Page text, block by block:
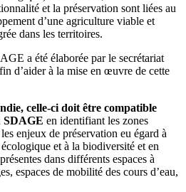
et la préservation sont liées au
d’une agriculture viable et
dans les territoires.
a été élaborée par le secrétariat
d’aider à la mise en œuvre de cette
celle-ci doit être compatible
SDAGE en identifiant les zones
enjeux de préservation eu égard à
et à la biodiversité et en
dans différents espaces à
espaces de mobilité des cours d’eau,